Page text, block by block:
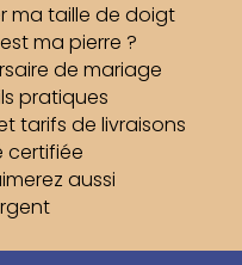
ma taille de doigt
ma pierre ?
de mariage
pratiques
tarifs de livraisons
certifiée
aussi